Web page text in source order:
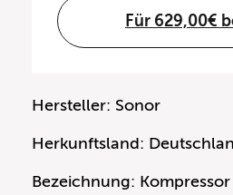
Für 629,00€
Hersteller: Sonor
Herkunftsland:
Bezeichnung: Kompressor